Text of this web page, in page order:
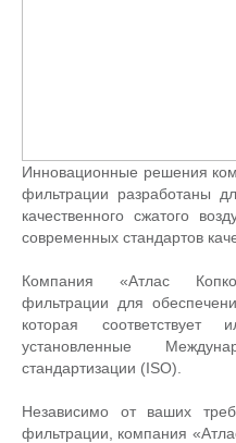
Инновационные решения
фильтрации разработаны
качественного сжатого
современных стандартов
Компания «Атлас
фильтрации для
которая соответствует
установленные
стандартизации (ISO).
Независимо от ваших
фильтрации, компания